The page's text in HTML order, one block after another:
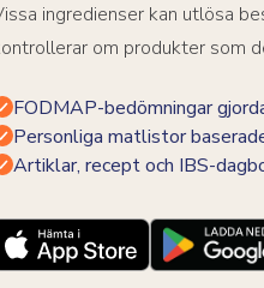
ingredienser kan utlösa
om produkter som
FODMAP-bedömningar
Personliga matlistor
Artiklar, recept och IBS-